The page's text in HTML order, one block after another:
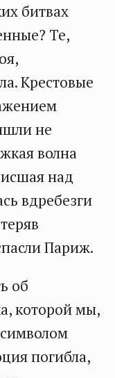
битвах
Те,
Крестовые
не
волна
над
вдребезги
Париж.
об
которой мы,
погибла,